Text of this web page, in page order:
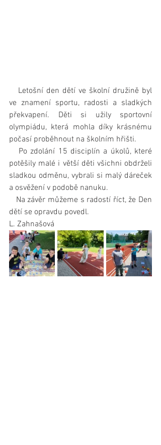
ve znamení sportu, radosti a sladkých
překvapení. Děti si užily sportovní
olympiádu, která mohla díky krásnému
počasí proběhnout na školním hřišti.
potěšily malé i větší děti všichni obdrželi
sladkou odměnu, vybrali si malý dáreček
a osvěžení v podobě nanuku.
dětí se opravdu povedl.
L. Zahnašová